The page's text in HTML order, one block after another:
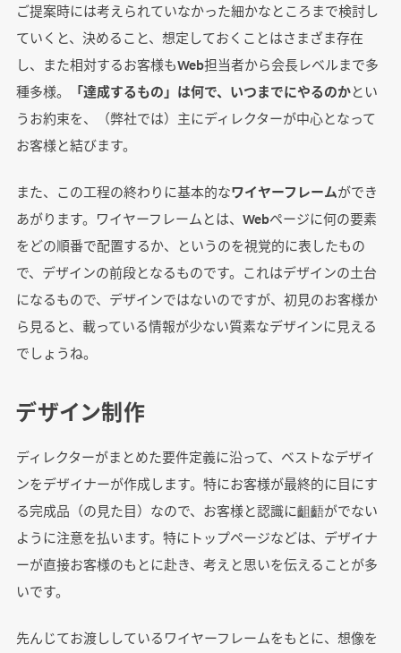
ご提案時には考えられていなかった細かなところまで検討し
ていくと、決めること、想定しておくことはさまざま存在
し、また相対するお客様もWeb担当者から会長レベルまで多
種多様。
「達成するもの」は何で、いつまでにやるのかとい
うお約束を、（弊社では）主にディレクターが中心となって
お客様と結びます。
また、この工程の終わりに基本的なワイヤーフレームができ
あがります。ワイヤーフレームとは、Webページに何の要素
をどの順番で配置するか、というのを視覚的に表したもの
で、デザインの前段となるものです。これはデザインの土台
になるもので、デザインではないのですが、初見のお客様か
ら見ると、載っている情報が少ない質素なデザインに見える
でしょうね。
デザイン制作
ディレクターがまとめた要件定義に沿って、ベストなデザイ
ンをデザイナーが作成します。特にお客様が最終的に目にす
る完成品（の見た目）なので、お客様と認識に齟齬がでない
ように注意を払います。特にトップページなどは、デザイナ
ーが直接お客様のもとに赴き、考えと思いを伝えることが多
いです。
先んじてお渡ししているワイヤーフレームをもとに、想像を